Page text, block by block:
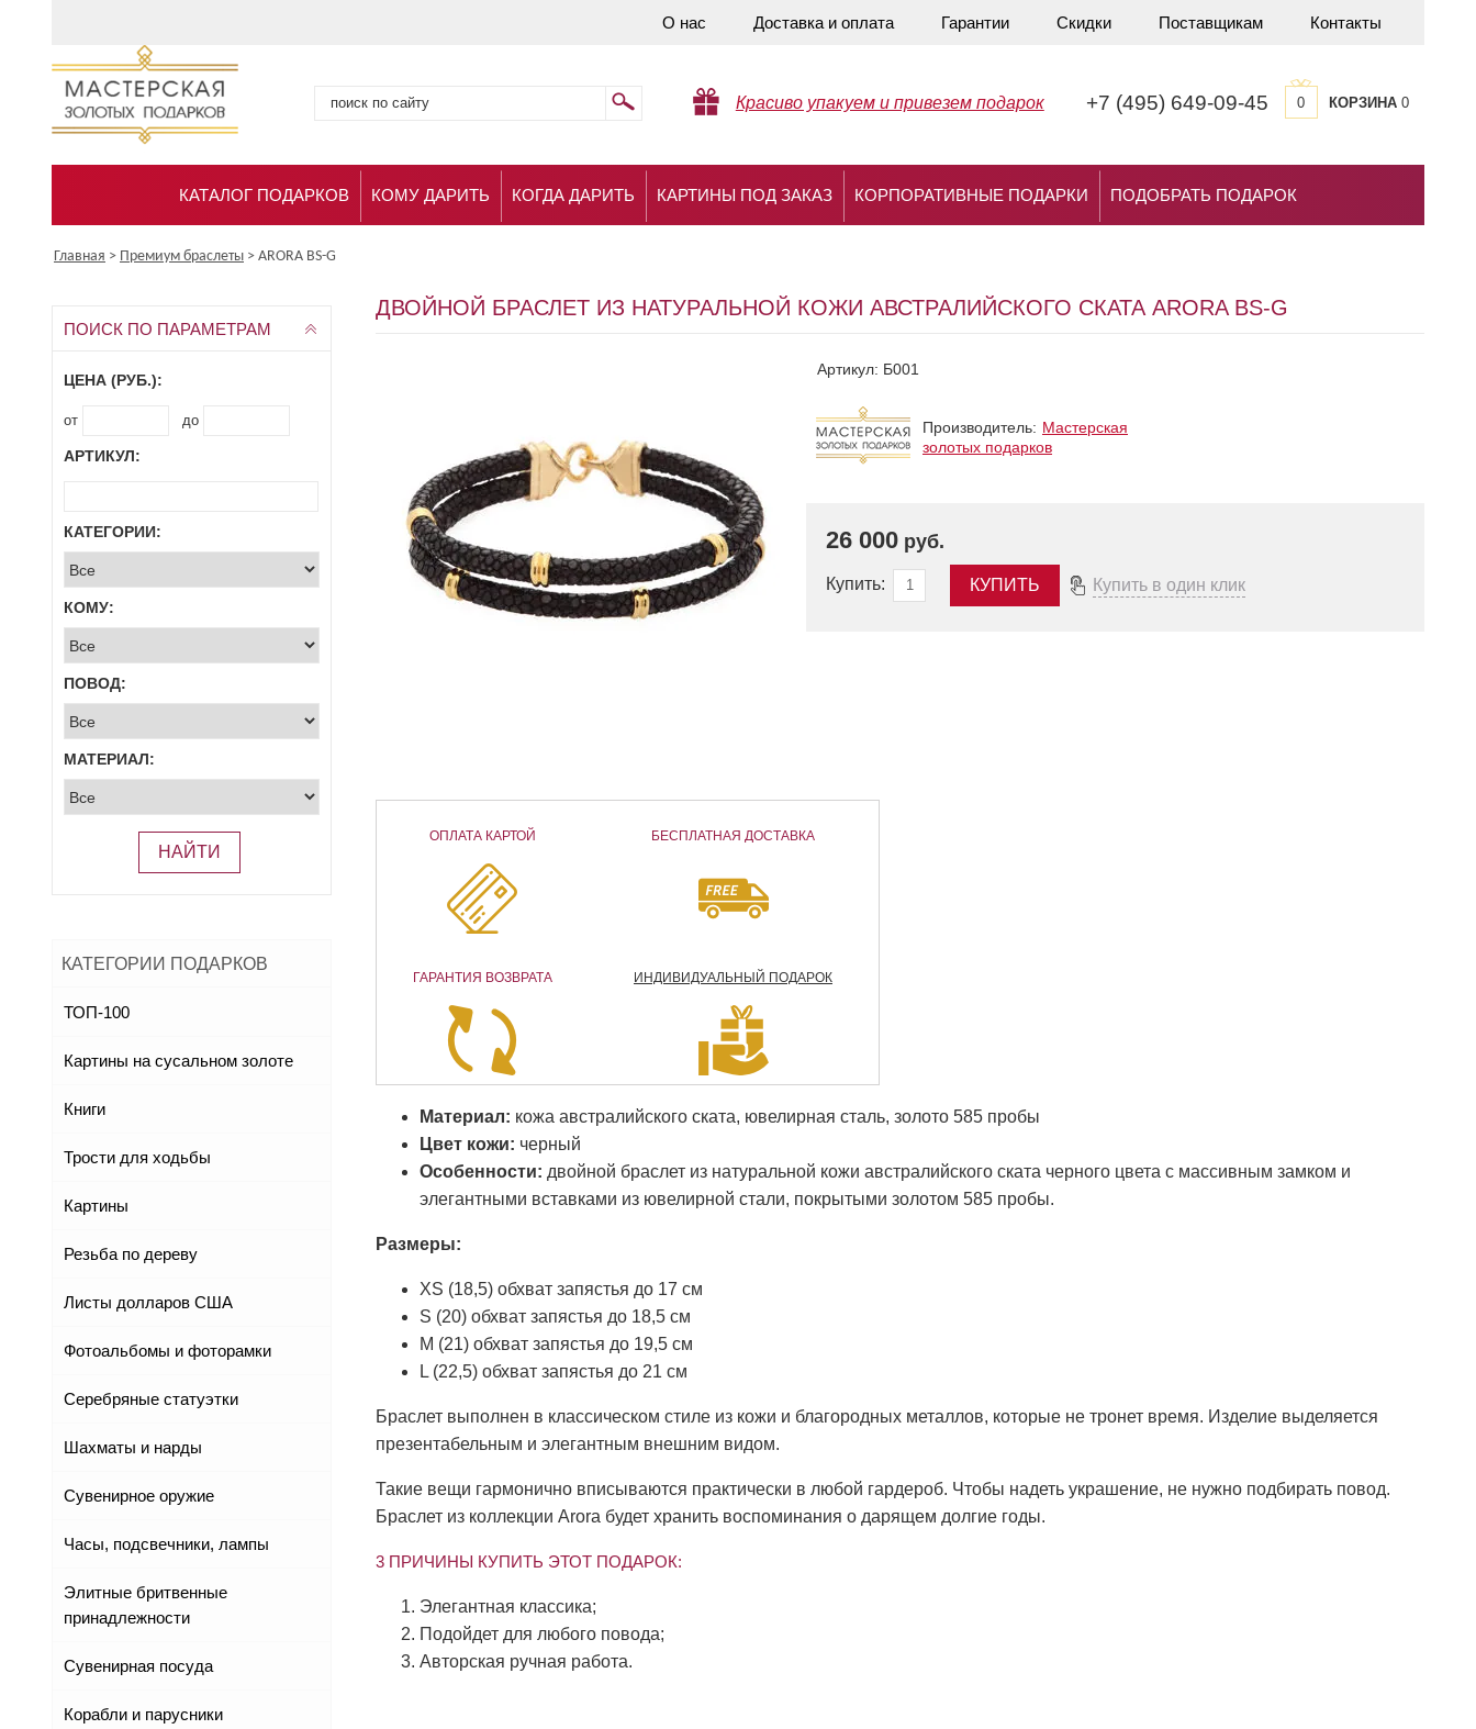
О нас Доставка и оплата Гарантии Скидки Поставщикам Контакты
Красиво упакуем и привезем подарок +7 (495) 649-09-45 0 КОРЗИНА0
КАТАЛОГ ПОДАРКОВ КОМУ ДАРИТЬ КОГДА ДАРИТЬ КАРТИНЫ ПОД ЗАКАЗ КОРПОРАТИВНЫЕ ПОДАРКИ ПОДОБРАТЬ ПОДАРОК
Главная > Премиум браслеты > ARORA BS-G
ПОИСК ПО ПАРАМЕТРАМ
ЦЕНА (РУБ.):
от до
АРТИКУЛ:
КАТЕГОРИИ:
КОМУ:
ПОВОД:
МАТЕРИАЛ:
НАЙТИ
КАТЕГОРИИ ПОДАРКОВ
ТОП-100
Картины на сусальном золоте
Книги
Трости для ходьбы
Картины
Резьба по дереву
Листы долларов США
Фотоальбомы и фоторамки
Серебряные статуэтки
Шахматы и нарды
Сувенирное оружие
Часы, подсвечники, лампы
Элитные бритвенные
принадлежности
Сувенирная посуда
Корабли и парусники
ДВОЙНОЙ БРАСЛЕТ ИЗ НАТУРАЛЬНОЙ КОЖИ АВСТРАЛИЙСКОГО СКАТА ARORA BS-G
Артикул: Б001
Производитель: Мастерская
золотых подарков
26 000 руб.
Купить: КУПИТЬ Купить в один клик
ОПЛАТА КАРТОЙ БЕСПЛАТНАЯ ДОСТАВКА
ГАРАНТИЯ ВОЗВРАТА ИНДИВИДУАЛЬНЫЙ ПОДАРОК
Материал: кожа австралийского ската, ювелирная сталь, золото 585 пробы
Цвет кожи: черный
Особенности: двойной браслет из натуральной кожи австралийского ската черного цвета с массивным замком и
элегантными вставками из ювелирной стали, покрытыми золотом 585 пробы.
Размеры:
XS (18,5) обхват запястья до 17 см
S (20) обхват запястья до 18,5 см
M (21) обхват запястья до 19,5 см
L (22,5) обхват запястья до 21 см
Браслет выполнен в классическом стиле из кожи и благородных металлов, которые не тронет время. Изделие выделяется
презентабельным и элегантным внешним видом.
Такие вещи гармонично вписываются практически в любой гардероб. Чтобы надеть украшение, не нужно подбирать повод.
Браслет из коллекции Arora будет хранить воспоминания о дарящем долгие годы.
3 ПРИЧИНЫ КУПИТЬ ЭТОТ ПОДАРОК:
Элегантная классика;
Подойдет для любого повода;
Авторская ручная работа.